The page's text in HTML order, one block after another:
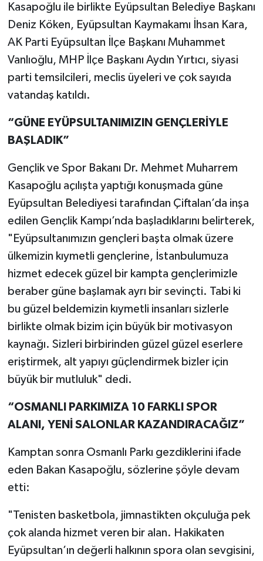
Kasapoğlu ile birlikte Eyüpsultan Belediye Başkanı
Deniz Köken, Eyüpsultan Kaymakamı İhsan Kara,
AK Parti Eyüpsultan İlçe Başkanı Muhammet
Vanlıoğlu, MHP İlçe Başkanı Aydın Yırtıcı, siyasi
parti temsilcileri, meclis üyeleri ve çok sayıda
vatandaş katıldı.
“GÜNE EYÜPSULTANIMIZIN GENÇLERİYLE
BAŞLADIK”
Gençlik ve Spor Bakanı Dr. Mehmet Muharrem
Kasapoğlu açılışta yaptığı konuşmada güne
Eyüpsultan Belediyesi tarafından Çiftalan’da inşa
edilen Gençlik Kampı’nda başladıklarını belirterek,
"Eyüpsultanımızın gençleri başta olmak üzere
ülkemizin kıymetli gençlerine, İstanbulumuza
hizmet edecek güzel bir kampta gençlerimizle
beraber güne başlamak ayrı bir sevinçti. Tabi ki
bu güzel beldemizin kıymetli insanları sizlerle
birlikte olmak bizim için büyük bir motivasyon
kaynağı. Sizleri birbirinden güzel güzel eserlere
eriştirmek, alt yapıyı güçlendirmek bizler için
büyük bir mutluluk" dedi.
“OSMANLI PARKIMIZA 10 FARKLI SPOR
ALANI, YENİ SALONLAR KAZANDIRACAĞIZ”
Kamptan sonra Osmanlı Parkı gezdiklerini ifade
eden Bakan Kasapoğlu, sözlerine şöyle devam
etti:
"Tenisten basketbola, jimnastikten okçuluğa pek
çok alanda hizmet veren bir alan. Hakikaten
Eyüpsultan’ın değerli halkının spora olan sevgisini,